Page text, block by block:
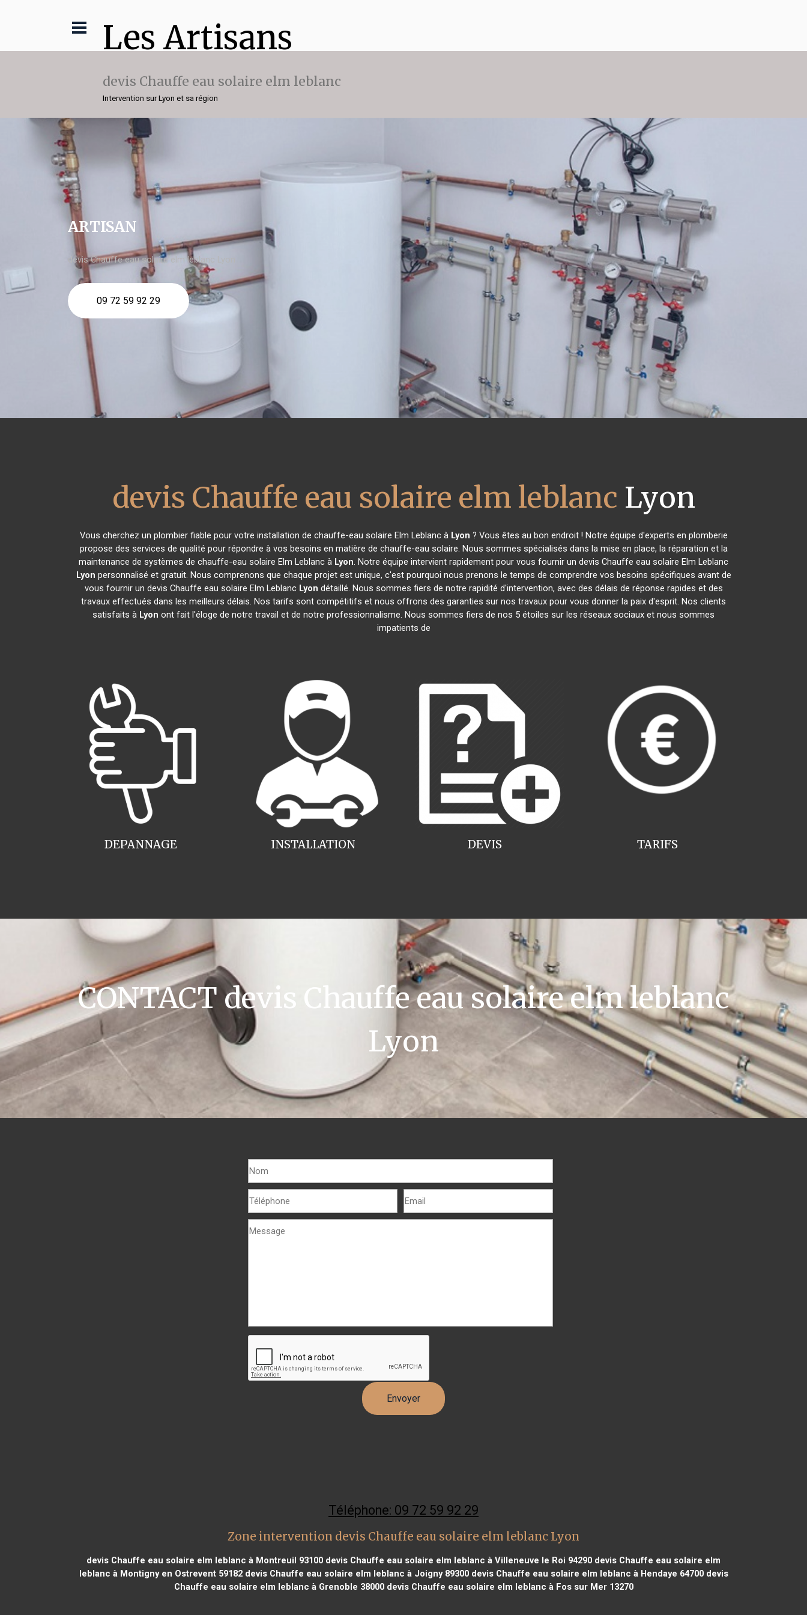
Les Artisans
devis Chauffe eau solaire elm leblanc
Intervention sur Lyon et sa région
ARTISAN
devis Chauffe eau solaire elm leblanc Lyon
09 72 59 92 29
devis Chauffe eau solaire elm leblanc Lyon
Vous cherchez un plombier fiable pour votre installation de chauffe-eau solaire Elm Leblanc à Lyon ? Vous êtes au bon endroit ! Notre équipe d'experts en plomberie
propose des services de qualité pour répondre à vos besoins en matière de chauffe-eau solaire. Nous sommes spécialisés dans la mise en place, la réparation et la
maintenance de systèmes de chauffe-eau solaire Elm Leblanc à Lyon. Notre équipe intervient rapidement pour vous fournir un devis Chauffe eau solaire Elm Leblanc
Lyon personnalisé et gratuit. Nous comprenons que chaque projet est unique, c'est pourquoi nous prenons le temps de comprendre vos besoins spécifiques avant de
vous fournir un devis Chauffe eau solaire Elm Leblanc Lyon détaillé. Nous sommes fiers de notre rapidité d'intervention, avec des délais de réponse rapides et des
travaux effectués dans les meilleurs délais. Nos tarifs sont compétitifs et nous offrons des garanties sur nos travaux pour vous donner la paix d'esprit. Nos clients
satisfaits à Lyon ont fait l'éloge de notre travail et de notre professionnalisme. Nous sommes fiers de nos 5 étoiles sur les réseaux sociaux et nous sommes
impatients de
INSTALLATION
DEPANNAGE TARIFS
DEVIS
CONTACT devis Chauffe eau solaire elm leblanc
Lyon
Téléphone: 09 72 59 92 29
Zone intervention devis Chauffe eau solaire elm leblanc Lyon
devis Chauffe eau solaire elm leblanc à Montreuil 93100 devis Chauffe eau solaire elm leblanc à Villeneuve le Roi 94290 devis Chauffe eau solaire elm
leblanc à Montigny en Ostrevent 59182devis Chauffe eau solaire elm leblanc à Joigny 89300devis Chauffe eau solaire elm leblanc à Hendaye 64700devis
Chauffe eau solaire elm leblanc à Grenoble 38000devis Chauffe eau solaire elm leblanc à Fos sur Mer 13270